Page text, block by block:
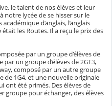
le talent de nos élèves et leur
notre lycée de se hisser sur le
d’anglais, l’anglais
les Routes. Il a reçu le prix des
par un groupe d’élèves de
un groupe d’élèves de 2GT3,
composé par un autre groupe
de 1G4, et une nouvelle originale
ont été primés. Des élèves de
groupe pour échanger, des élèves